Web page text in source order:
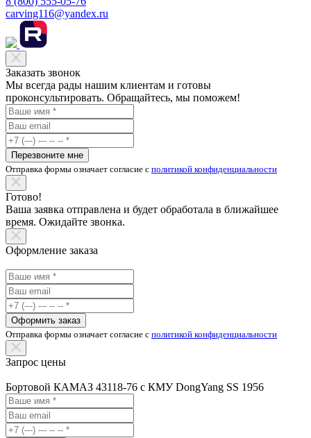
carving116@yandex.ru
Заказать звонок
Мы всегда рады нашим клиентам и готовы
проконсультировать. Обращайтесь, мы поможем!
Перезвоните мне
Отправка формы означает согласие с политикой конфиденциальности
Готово!
Ваша заявка отправлена и будет обработала в ближайшее
время. Ожидайте звонка.
Оформление заказа
Оформить заказ
Отправка формы означает согласие с политикой конфиденциальности
Запрос цены
Бортовой КАМАЗ 43118-76 с КМУ DongYang SS 1956